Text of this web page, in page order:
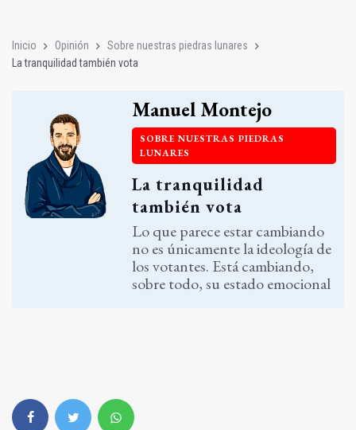
Inicio Opinión
Sobre nuestras piedras lunares
La tranquilidad también vota
Manuel Montejo
SOBRE NUESTRAS PIEDRAS
LUNARES
La tranquilidad
también vota
Lo que parece estar cambiando
no es únicamente la ideología de
los votantes. Está cambiando,
sobre todo, su estado emocional